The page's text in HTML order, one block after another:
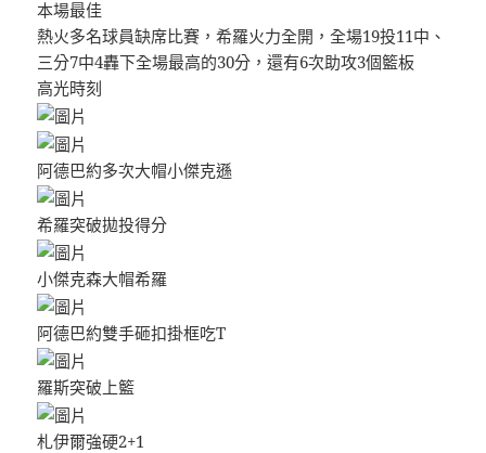
本場最佳
熱火多名球員缺席比賽，希羅火力全開，全場19投11中、
三分7中4轟下全場最高的30分，還有6次助攻3個籃板
高光時刻
阿德巴約多次大帽小傑克遜
希羅突破拋投得分
小傑克森大帽希羅
阿德巴約雙手砸扣掛框吃T
羅斯突破上籃
札伊爾強硬2+1